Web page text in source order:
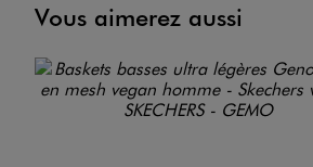
Vous aimerez aussi